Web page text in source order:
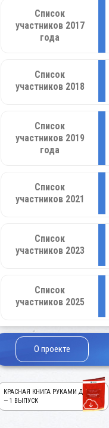
Список
участников 2017
года
Список
участников 2018
Список
участников 2019
года
Список
участников 2021
Список
участников 2023
Список
участников 2025
О проекте
КРАСНАЯ КНИГА РУКАМИ ДЕТЕЙ!
— 1 ВЫПУСК